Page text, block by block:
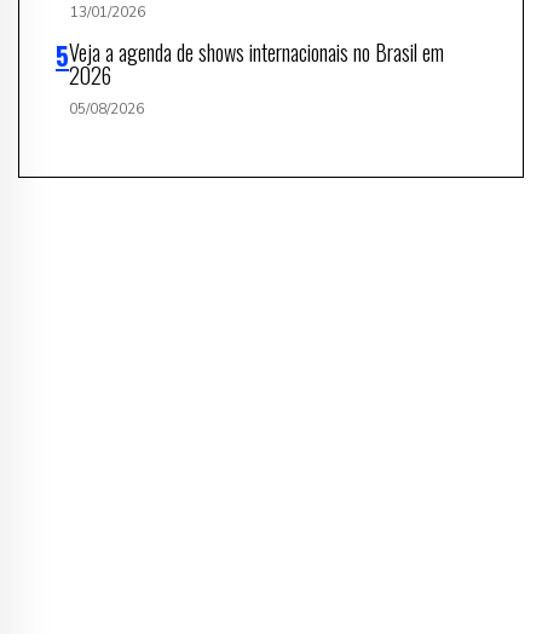
13/01/2026
Veja a agenda de shows internacionais no Brasil em
2026
05/08/2026